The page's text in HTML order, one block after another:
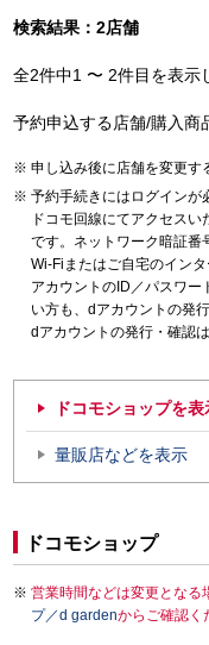
検索結果：2店舗
全2件中1 〜 2件目を表示
予約申込する店舗/購入商
申し込み後に店舗を変更す
予約手続きにはログインが
ドコモ回線にてアクセス
です。ネットワーク暗証番
Wi-Fiまたはご自宅のイン
アカウントのID／パスワー
い方も、dアカウントの発
dアカウントの発行・確認は
ドコモショップを表
量販店などを表示
ドコモショップ
営業時間などは変更となる
プ／d gardenからご確認く